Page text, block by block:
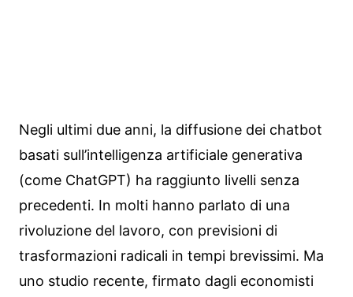
Negli ultimi due anni, la diffusione dei chatbot
basati sull’intelligenza artificiale generativa
(come ChatGPT) ha raggiunto livelli senza
precedenti. In molti hanno parlato di una
rivoluzione del lavoro, con previsioni di
trasformazioni radicali in tempi brevissimi. Ma
uno studio recente, firmato dagli economisti